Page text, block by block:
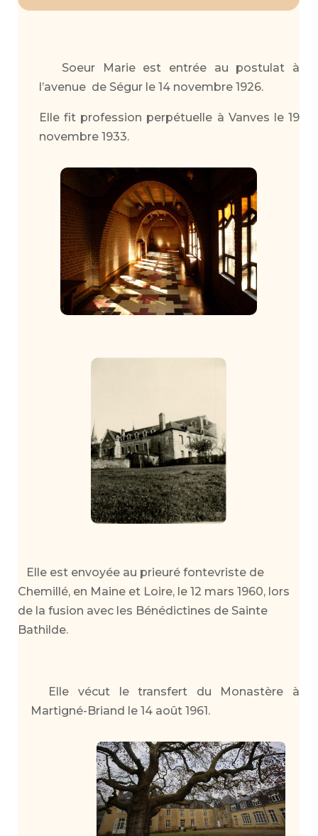
Soeur Marie est entrée au postulat à
l’avenue de Ségur le 14 novembre 1926.
Elle fit profession perpétuelle à Vanves le 19
novembre 1933.
Elle est envoyée au prieuré fontevriste de
Chemillé, en Maine et Loire, le 12 mars 1960, lors
de la fusion avec les Bénédictines de Sainte
Bathilde.
Elle vécut le transfert du Monastère à
Martigné-Briand le 14 août 1961.